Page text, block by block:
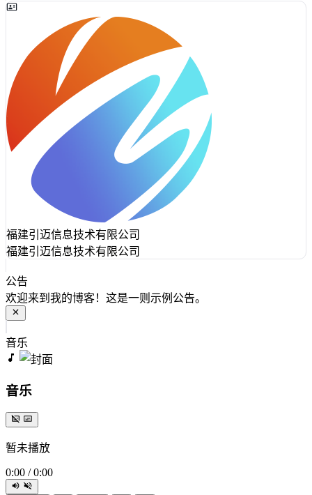
福建引迈信息技术有限公司
福建引迈信息技术有限公司
公告
欢迎来到我的博客！这是一则示例公告。
音乐
音乐
暂未播放
0:00 / 0:00